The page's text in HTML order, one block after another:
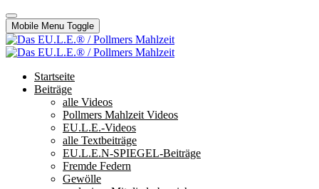
Mobile Menu Toggle
Startseite
Beiträge
alle Videos
Pollmers Mahlzeit Videos
EU.L.E.-Videos
alle Textbeiträge
EU.L.E.N-SPIEGEL-Beiträge
Fremde Federn
Gewölle